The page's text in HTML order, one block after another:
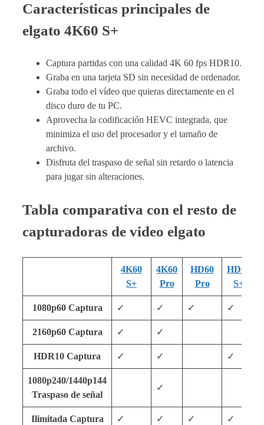
Características principales de
elgato 4K60 S+
Captura partidas con una calidad 4K 60 fps HDR10.
Graba en una tarjeta SD sin necesidad de ordenador.
Graba todo el vídeo que quieras directamente en el
disco duro de tu PC.
Aprovecha la codificación HEVC integrada, que
minimiza el uso del procesador y el tamaño de
archivo.
Disfruta del traspaso de señal sin retardo o latencia
para jugar sin alteraciones.
Tabla comparativa con el resto de
capturadoras de video elgato
4K60
S+
4K60
Pro
HD60
Pro
HD60
S+
1080p60 Captura ✓ ✓ ✓ ✓
2160p60 Captura ✓ ✓
HDR10 Captura ✓ ✓ ✓
1080p240/1440p144
Traspaso de señal
✓
Ilimitada Captura ✓ ✓ ✓ ✓